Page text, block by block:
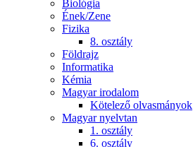
Biológia
Ének/Zene
Fizika
8. osztály
Földrajz
Informatika
Kémia
Magyar irodalom
Kötelező olvasmányok
Magyar nyelvtan
1. osztály
6. osztály